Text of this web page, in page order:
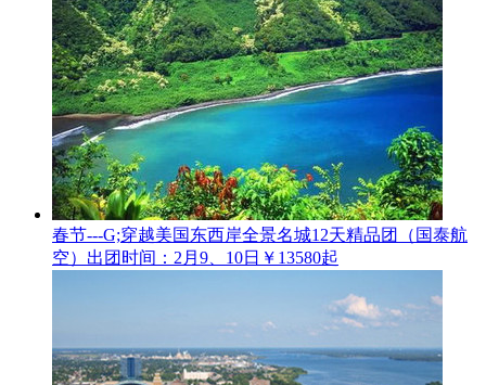
春节---G;穿越美国东西岸全景名城12天精品团（国泰航
空） 出团时间：2月9、10日 ￥13580起